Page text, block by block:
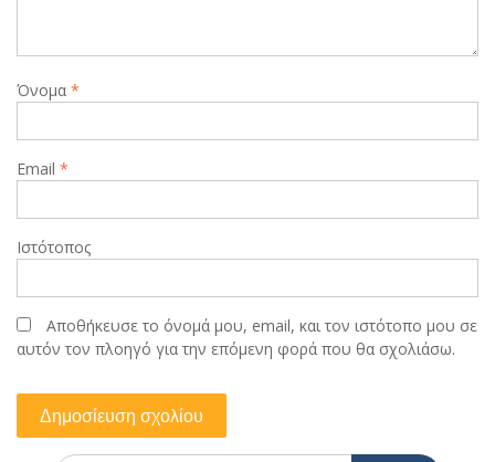
Όνομα *
Email *
Ιστότοπος
Αποθήκευσε το όνομά μου, email, και τον ιστότοπο μου σε
αυτόν τον πλοηγό για την επόμενη φορά που θα σχολιάσω.